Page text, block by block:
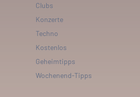
Clubs
Konzerte
Techno
Kostenlos
Geheimtipps
Wochenend-Tipps